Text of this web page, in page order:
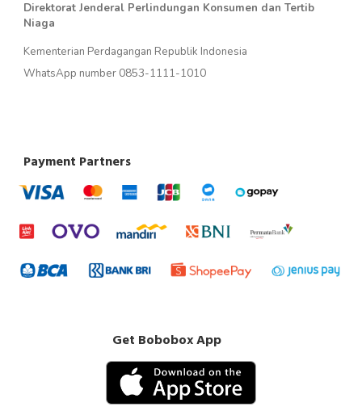
Direktorat Jenderal Perlindungan Konsumen dan Tertib
Niaga
Kementerian Perdagangan Republik Indonesia
WhatsApp number 0853-1111-1010
Payment Partners
Get Bobobox App